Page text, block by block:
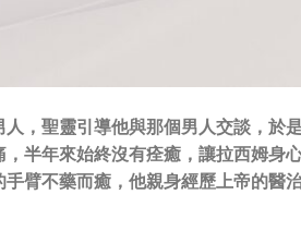
，聖靈引導他與那個男人交談，於
半年來始終沒有痊癒，讓拉西姆身
臂不藥而癒，他親身經歷上帝的醫